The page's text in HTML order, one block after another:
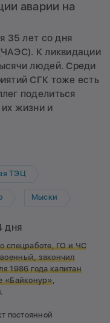
аварии на
35 лет со дня
К ликвидации
людей. Среди
СГК тоже есть
поделиться
жизни и
ТЭЦ
Мыски
дня
спецработе, ГО и ЧС
закончил
1986 года капитан
«Байконур»,
постоянной